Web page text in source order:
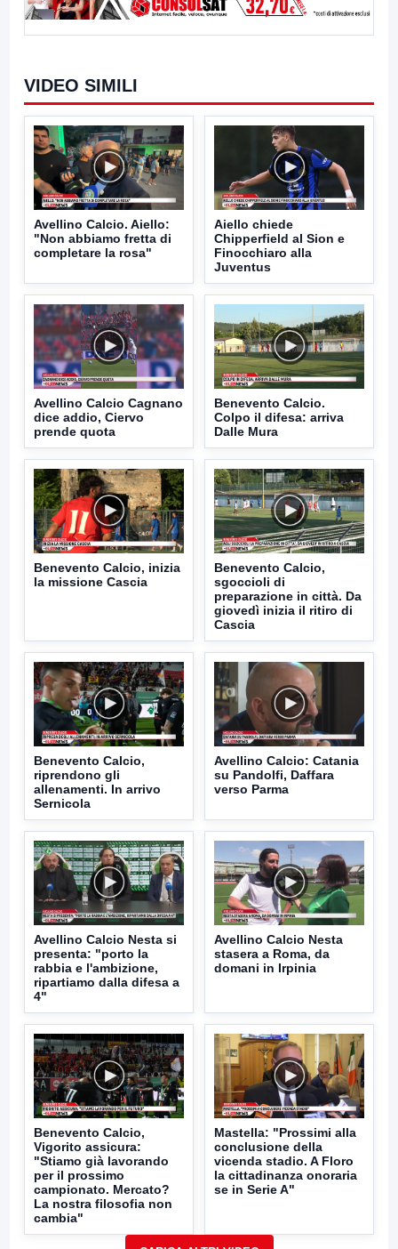
VIDEO SIMILI
Avellino Calcio. Aiello:
"Non abbiamo fretta di
completare la rosa"
Aiello chiede
Chipperfield al Sion e
Finocchiaro alla
Juventus
Avellino Calcio Cagnano
dice addio, Ciervo
prende quota
Benevento Calcio.
Colpo il difesa: arriva
Dalle Mura
Benevento Calcio, inizia
la missione Cascia
Benevento Calcio,
sgoccioli di
preparazione in città. Da
giovedì inizia il ritiro di
Cascia
Benevento Calcio,
riprendono gli
allenamenti. In arrivo
Sernicola
Avellino Calcio: Catania
su Pandolfi, Daffara
verso Parma
Avellino Calcio Nesta si
presenta: "porto la
rabbia e l'ambizione,
ripartiamo dalla difesa a
4"
Avellino Calcio Nesta
stasera a Roma, da
domani in Irpinia
Benevento Calcio,
Vigorito assicura:
"Stiamo già lavorando
per il prossimo
campionato. Mercato?
La nostra filosofia non
cambia"
Mastella: "Prossimi alla
conclusione della
vicenda stadio. A Floro
la cittadinanza onoraria
se in Serie A"